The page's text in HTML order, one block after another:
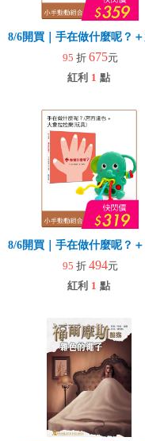
8/6開買｜手在做什麼呢？
95 折 675元
紅利 1 點
8/6開買｜手在做什麼呢？
95 折 494元
紅利 1 點